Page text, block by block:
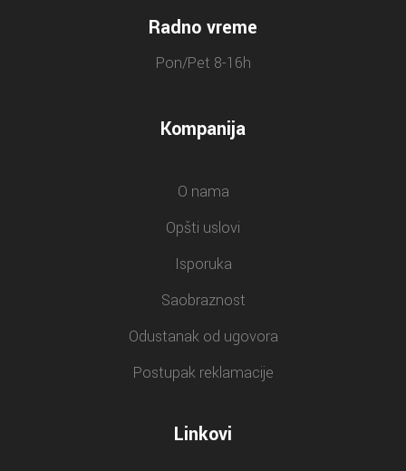
Radno vreme
Pon/Pet 8-16h
Kompanija
O nama
Opšti uslovi
Isporuka
Saobraznost
Odustanak od ugovora
Postupak reklamacije
Linkovi